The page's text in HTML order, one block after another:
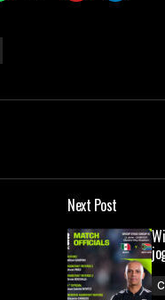
Next Post